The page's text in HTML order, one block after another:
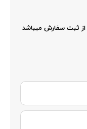
تا 3 روز کاری بعد از ثبت سفارش میباشد